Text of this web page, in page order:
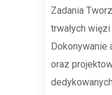
Zadania
trwałych
Dokonywanie
oraz